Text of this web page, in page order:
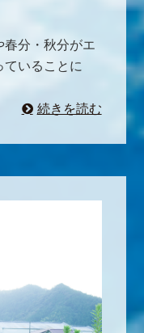
春分・秋分がエ
ていることに
続きを読む